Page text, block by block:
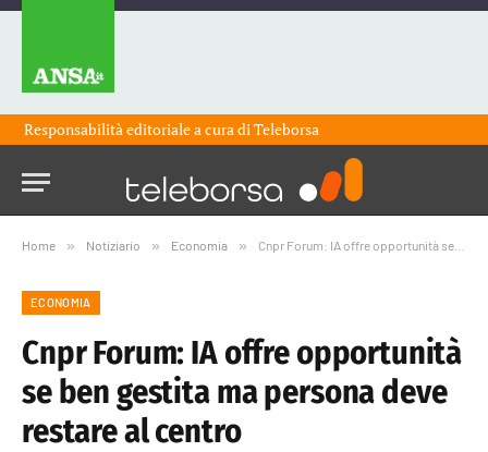
Responsabilità editoriale a cura diTeleborsa
Home » Notiziario » Economia » Cnpr Forum: IA offre opportunità se ben gestita ma persona deve restare al centro
ECONOMIA
Cnpr Forum: IA offre opportunità
se ben gestita ma persona deve
restare al centro